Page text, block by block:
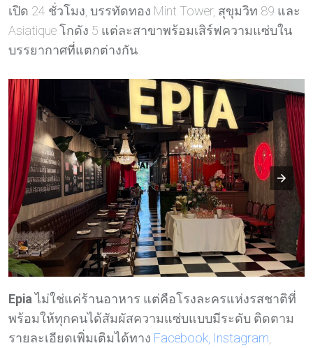
เปิด 24 ชั่วโมง, บรรทัดทอง Mint Tower, สุขุมวิท 89 และ
Asiatique โกดัง 5 แต่ละสาขาพร้อมเสิร์ฟความแซ่บใน
บรรยากาศที่แตกต่างกัน
Epiaไม่ใช่แค่ร้านอาหาร แต่คือโรงละครแห่งรสชาติที่
พร้อมให้ทุกคนได้สัมผัสความแซ่บแบบมีระดับ ติดตาม
รายละเอียดเพิ่มเติมได้ทาง Facebook, Instagram